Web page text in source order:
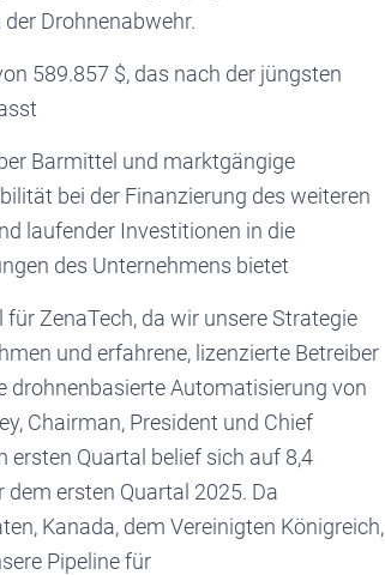
Drohnenabwehr.
589.857 $, das nach der jüngsten
Barmittel und marktgängige
bei der Finanzierung des weiteren
laufender Investitionen in die
des Unternehmens bietet
ZenaTech, da wir unsere Strategie
und erfahrene, lizenzierte Betreiber
drohnenbasierte Automatisierung von
Chairman, President und Chief
ersten Quartal belief sich auf 8,4
ersten Quartal 2025. Da
Kanada, dem Vereinigten Königreich,
Pipeline für